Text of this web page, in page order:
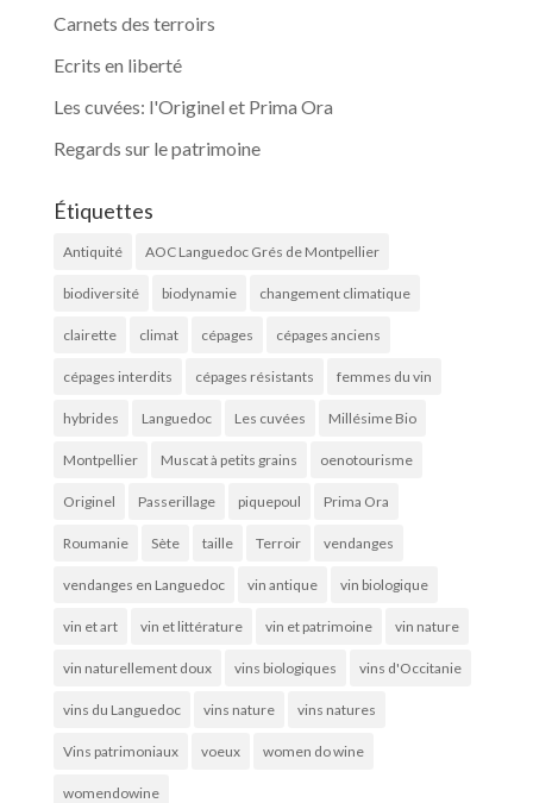
Carnets des terroirs
Ecrits en liberté
Les cuvées: l'Originel et Prima Ora
Regards sur le patrimoine
Étiquettes
Antiquité AOC Languedoc Grés de Montpellier
biodiversité biodynamie changement climatique
clairette climat cépages cépages anciens
cépages interdits cépages résistants femmes du vin
hybrides Languedoc Les cuvées Millésime Bio
Montpellier Muscat à petits grains oenotourisme
Originel Passerillage piquepoul Prima Ora
Roumanie Sète taille Terroir vendanges
vendanges en Languedoc vin antique vin biologique
vin et art vin et littérature vin et patrimoine vin nature
vin naturellement doux vins biologiques vins d'Occitanie
vins du Languedoc vins nature vins natures
Vins patrimoniaux voeux women do wine
womendowine